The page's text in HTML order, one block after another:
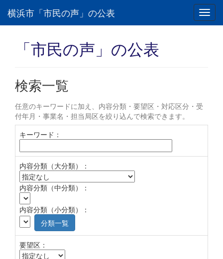
横浜市「市民の声」の公表
「市民の声」の公表
検索一覧
任意のキーワードに加え、内容分類・要望区・対応区分・受
付年月・事業名・担当局区を絞り込んで検索できます。
キーワード：
内容分類（大分類）：
内容分類（中分類）：
内容分類（小分類）：
分類一覧
要望区：